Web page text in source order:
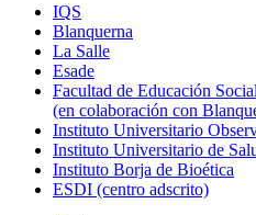
IQS
Blanquerna
La Salle
Esade
Facultad de Educación
(en colaboración con
Instituto Universitario
Instituto Universitario de
Instituto Borja de Bioética
ESDI (centro adscrito)